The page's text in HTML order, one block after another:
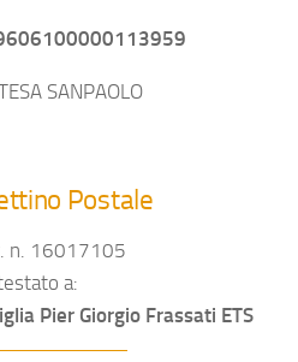
SANPAOLO
Postale
n. 16017105
a:
Pier Giorgio Frassati ETS